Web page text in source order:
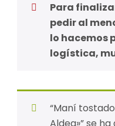
Para
pedir al
lo hacemos
logística,
“Maní